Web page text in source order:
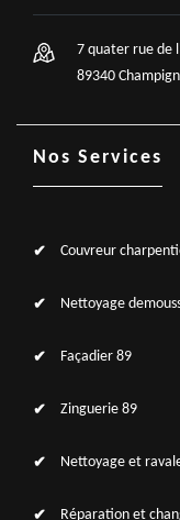
7 quater rue de
89340
Nos Services
Couvreur
Nettoyage
Façadier 89
Zinguerie 89
Nettoyage et
Réparation et